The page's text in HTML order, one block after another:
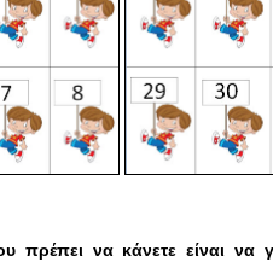
πρέπει να κάνετε είναι να